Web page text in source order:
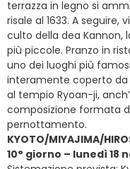
terrazza in legno si
risale al 1633. A
culto della dea
più piccole. Pranzo in
uno dei luoghi più
interamente coperto da
al tempio Ryoan-ji,
composizione formata
pernottamento.
KYOTO/MIYAJIMA/
10° giorno – lunedì 18